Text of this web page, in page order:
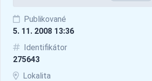
Publikované
5. 11. 2008 13:36
Identifikátor
275643
Lokalita